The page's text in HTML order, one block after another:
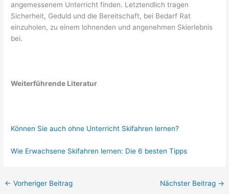
angemessenem Unterricht finden. Letztendlich tragen
Sicherheit, Geduld und die Bereitschaft, bei Bedarf Rat
einzuholen, zu einem lohnenden und angenehmen Skierlebnis
bei.
Weiterführende Literatur
Können Sie auch ohne Unterricht Skifahren lernen?
Wie Erwachsene Skifahren lernen: Die 6 besten Tipps
← Vorheriger Beitrag Nächster Beitrag →